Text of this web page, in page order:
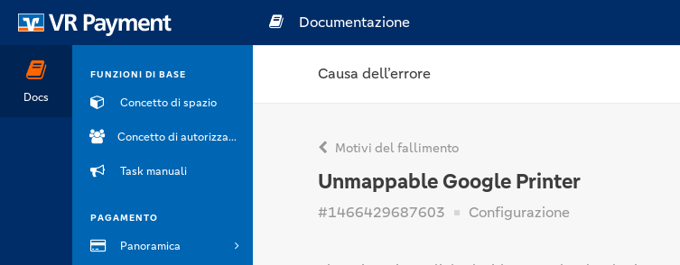
Docs
FUNZIONI DI BASE
Concetto di spazio
Concetto di autorizzazione
Task manuali
PAGAMENTO
Panoramica
Documentazione
Causa dell’errore
Motivi del fallimento
Unmappable Google Printer
#1466429687603 Configurazione